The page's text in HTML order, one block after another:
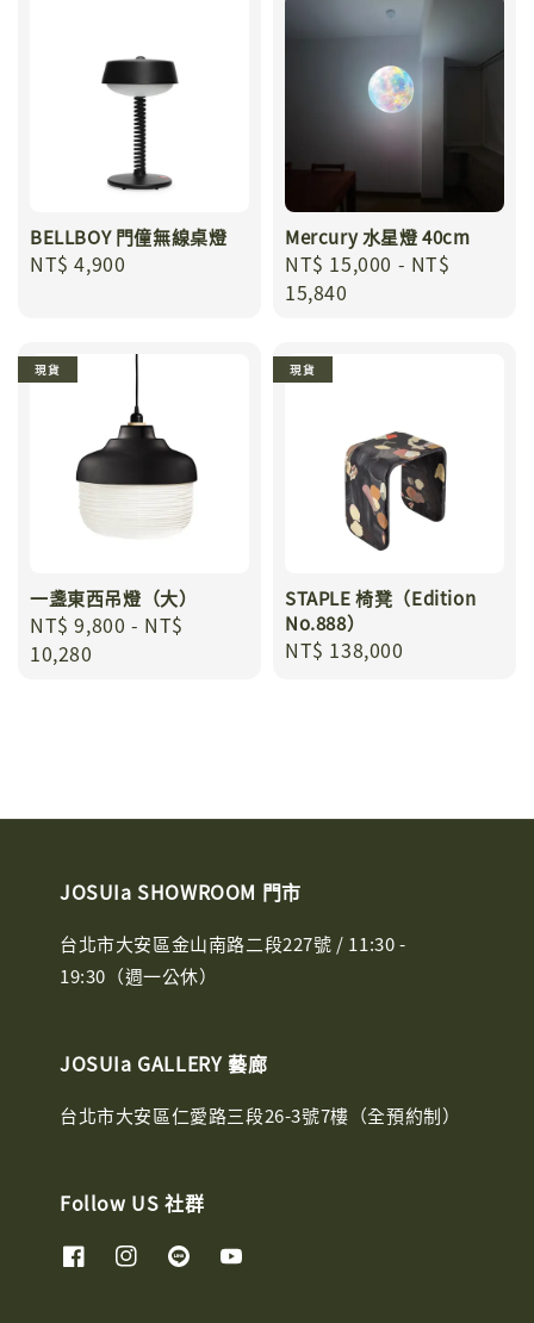
BELLBOY 門僮無線桌燈
Regular
NT$ 4,900
Mercury 水星燈 40cm
Regular
price
NT$ 15,000 - NT$
15,840
現貨
一盞東西吊燈（大）
Regular
price
NT$ 9,800 - NT$
10,280
現貨
STAPLE 椅凳（Edition
No.888）
Regular
NT$ 138,000
JOSUIa SHOWROOM 門市
台北市大安區金山南路二段227號 / 11:30 -
19:30（週一公休）
JOSUIa GALLERY 藝廊
台北市大安區仁愛路三段26-3號7樓（全預約制）
Follow US 社群